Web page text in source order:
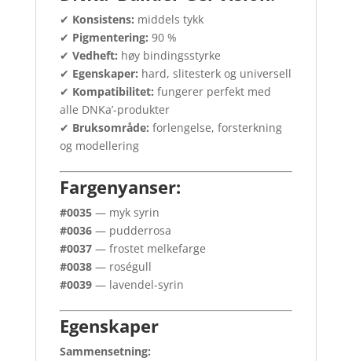
✔ Konsistens: middels tykk
✔ Pigmentering: 90 %
✔ Vedheft: høy bindingsstyrke
✔ Egenskaper: hard, slitesterk og universell
✔ Kompatibilitet: fungerer perfekt med
alle DNKa’-produkter
✔ Bruksområde: forlengelse, forsterkning
og modellering
Fargenyanser:
#0035— myk syrin
#0036— pudderrosa
#0037— frostet melkefarge
#0038— roségull
#0039— lavendel-syrin
Egenskaper
Sammensetning: